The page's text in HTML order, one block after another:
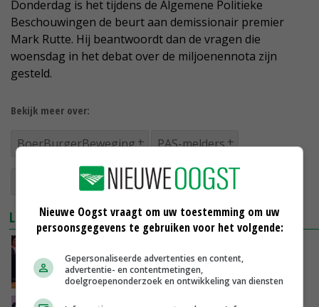
Donderdag is het tijdens de Algemene Politieke
Beschouwingen de beurt aan demissionair premier
Mark Rutte. Hij beantwoordt dan de vragen die
woensdag in het debat over de miljoenennota zijn
gesteld.
Bekijk meer over:
BoerBurgerBeweging PAS-melders
stikstofaanpak Caroline van der Plas
LEES OOK
13-09-2023
Nieuwe Oogst vraagt om uw toestemming om uw
persoonsgegevens te gebruiken voor het volgende:
Gepersonaliseerde advertenties en content,
advertentie- en contentmetingen,
doelgroepenonderzoek en ontwikkeling van diensten